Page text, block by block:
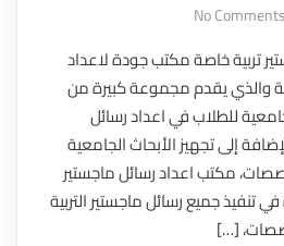
No Comments
تربية خاصة مكتب جودة لاعداد
والذي يقدم مجموعة كبيرة من
للطلاب في اعداد رسائل
إلى تجهيز الأبحاث الجامعية
مكتب اعداد رسائل ماجستير
تنفيذ جميع رسائل ماجستير التربية
[…]